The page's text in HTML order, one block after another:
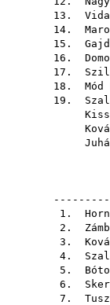
13.
14.
15.
16.
17.
18.
19.
1.
2.
3.
4.
5.
6.
7.